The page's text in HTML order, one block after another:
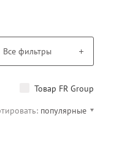
Все фильтры
Товар FR Group
популярные